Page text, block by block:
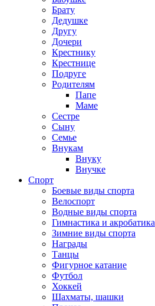
Брату
Дедушке
Другу
Дочери
Крестнику
Крестнице
Подруге
Родителям
Папе
Маме
Сестре
Сыну
Семье
Внукам
Внуку
Внучке
Спорт
Боевые виды спорта
Велоспорт
Водные виды спорта
Гимнастика и акробатика
Зимние виды спорта
Награды
Танцы
Фигурное катание
Футбол
Хоккей
Шахматы, шашки